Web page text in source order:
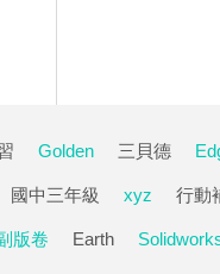
Golden 三貝德
國中三年級 xyz 行動
版卷 Earth